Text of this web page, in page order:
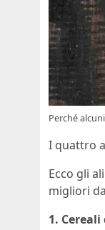
Perché
I quattro
Ecco gli
migliori
1.